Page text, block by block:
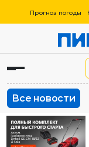
Прогноз погоды
Все новости